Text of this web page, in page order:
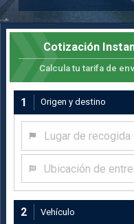
Cotización
Calcula tu tarifa de
1 Origen y destino
2 Vehículo